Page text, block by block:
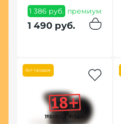
1 386 руб. премиум
1 490 руб.
Хит продаж